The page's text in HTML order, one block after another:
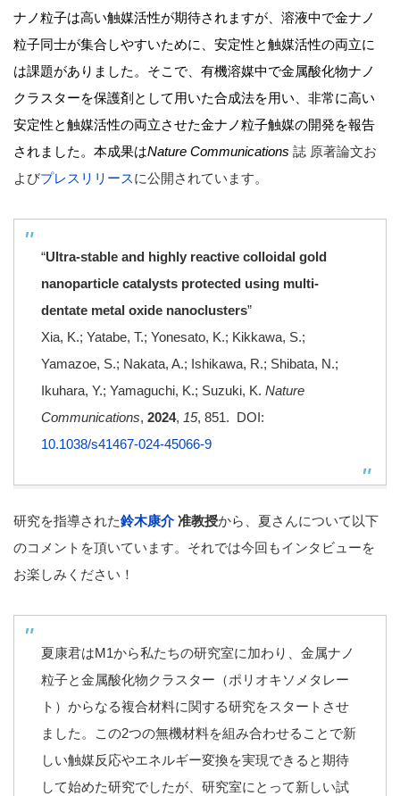
ナノ粒子は高い触媒活性が期待されますが、溶液中で金ナノ
粒子同士が集合しやすいために、安定性と触媒活性の両立に
は課題がありました。そこで、有機溶媒中で金属酸化物ナノ
クラスターを保護剤として用いた合成法を用い、非常に高い
安定性と触媒活性の両立させた金ナノ粒子触媒の開発を報告
されました。本成果はNature Communications 誌 原著論文お
よびプレスリリースに公開されています。
“Ultra-stable and highly reactive colloidal gold
nanoparticle catalysts protected using multi-
dentate metal oxide nanoclusters”
Xia, K.; Yatabe, T.; Yonesato, K.; Kikkawa, S.;
Yamazoe, S.; Nakata, A.; Ishikawa, R.; Shibata, N.;
Ikuhara, Y.; Yamaguchi, K.; Suzuki, K. Nature
Communications, 2024, 15, 851. DOI:
10.1038/s41467-024-45066-9
研究を指導された鈴木康介准教授から、夏さんについて以下
のコメントを頂いています。それでは今回もインタビューを
お楽しみください！
夏康君はM1から私たちの研究室に加わり、金属ナノ
粒子と金属酸化物クラスター（ポリオキソメタレー
ト）からなる複合材料に関する研究をスタートさせ
ました。この2つの無機材料を組み合わせることで新
しい触媒反応やエネルギー変換を実現できると期待
して始めた研究でしたが、研究室にとって新しい試